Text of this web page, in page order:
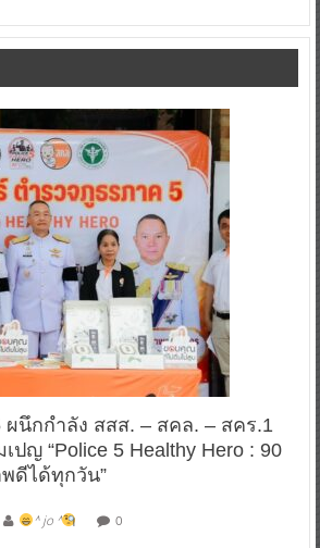
นึกกำลัง สสส. – สคล. – สคร.1
ปญ “Police 5 Healthy Hero : 90
ดีได้ทุกวัน”
^ jo ^ 0